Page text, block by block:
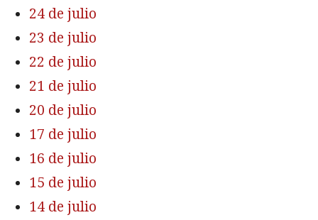
24 de julio
23 de julio
22 de julio
21 de julio
20 de julio
17 de julio
16 de julio
15 de julio
14 de julio